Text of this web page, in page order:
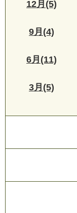
12月(5)
9月(4)
6月(11)
3月(5)